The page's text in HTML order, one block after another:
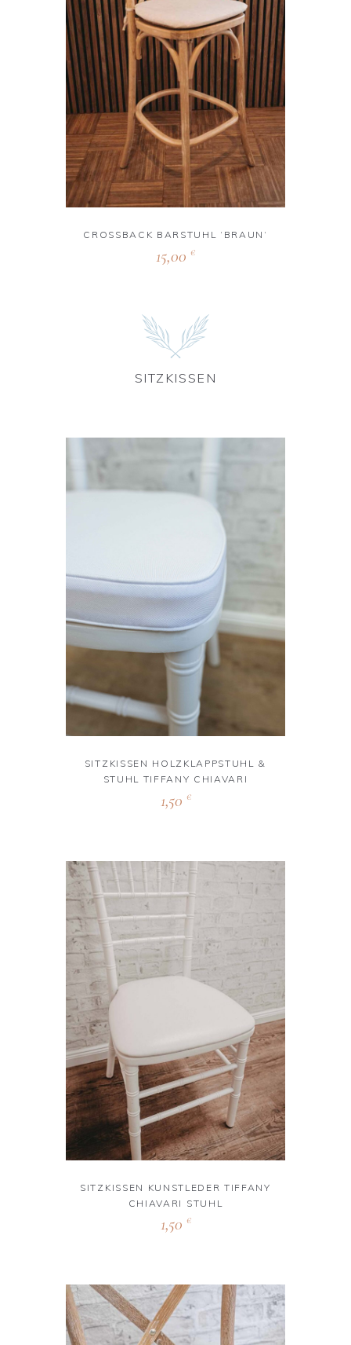
CROSSBACK BARSTUHL ‘BRAUN‘
15,00 €
SITZKISSEN
SITZKISSEN HOLZKLAPPSTUHL &
STUHL TIFFANY CHIAVARI
1,50 €
SITZKISSEN KUNSTLEDER TIFFANY
CHIAVARI STUHL
1,50 €